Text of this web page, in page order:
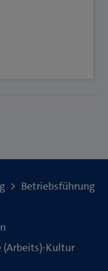
Betriebsführung
(Arbeits)-Kultur